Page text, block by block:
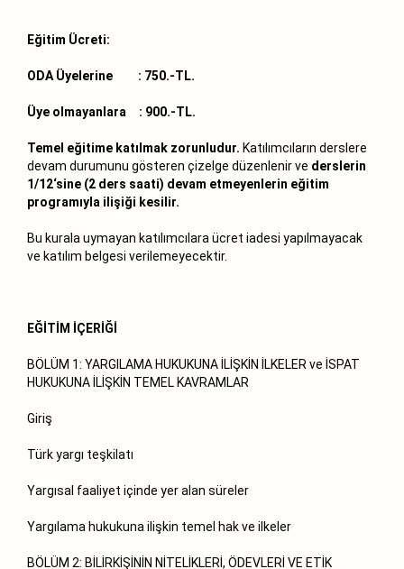
Eğitim Ücreti:
ODA Üyelerine : 750.-TL.
Üye olmayanlara : 900.-TL.
Temel eğitime katılmak zorunludur. Katılımcıların derslere
devam durumunu gösteren çizelge düzenlenir ve derslerin
1/12‘sine (2 ders saati) devam etmeyenlerin eğitim
programıyla ilişiği kesilir.
Bu kurala uymayan katılımcılara ücret iadesi yapılmayacak
ve katılım belgesi verilemeyecektir.
EĞİTİM İÇERİĞİ
BÖLÜM 1: YARGILAMA HUKUKUNA İLİŞKİN İLKELER ve İSPAT
HUKUKUNA İLİŞKİN TEMEL KAVRAMLAR
Giriş
Türk yargı teşkilatı
Yargısal faaliyet içinde yer alan süreler
Yargılama hukukuna ilişkin temel hak ve ilkeler
BÖLÜM 2: BİLİRKİŞİNİN NİTELİKLERİ, ÖDEVLERİ VE ETİK